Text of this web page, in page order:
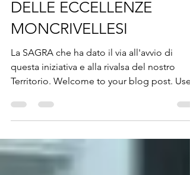
SAGRA DEL MIRTILLO E
DELLE ECCELLENZE
MONCRIVELLESI
La SAGRA che ha dato il via all'avvio di
questa iniziativa e alla rivalsa del nostro
Territorio. Welcome to your blog post. Use
this...